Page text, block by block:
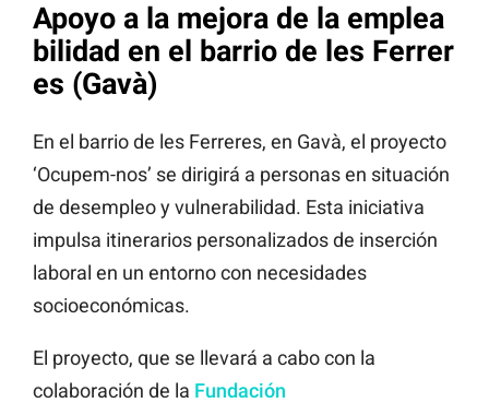
Apoyo a la mejora de la emplea
bilidad en el barrio de les Ferrer
es (Gavà)
En el barrio de les Ferreres, en Gavà, el proyecto
‘Ocupem-nos’ se dirigirá a personas en situación
de desempleo y vulnerabilidad. Esta iniciativa
impulsa itinerarios personalizados de inserción
laboral en un entorno con necesidades
socioeconómicas.
El proyecto, que se llevará a cabo con la
colaboración de la Fundación